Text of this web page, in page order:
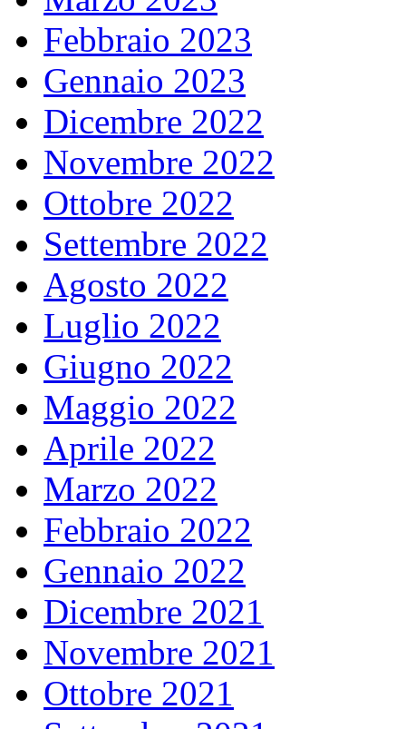
Febbraio 2023
Gennaio 2023
Dicembre 2022
Novembre 2022
Ottobre 2022
Settembre 2022
Agosto 2022
Luglio 2022
Giugno 2022
Maggio 2022
Aprile 2022
Marzo 2022
Febbraio 2022
Gennaio 2022
Dicembre 2021
Novembre 2021
Ottobre 2021